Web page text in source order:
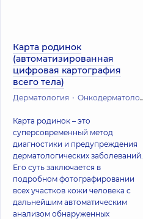
Карта родинок
(автоматизированная
цифровая картография
всего тела)
Дерматология Онкодерматология
Карта родинок – это
суперсовременный метод
диагностики и предупреждения
дерматологических заболеваний.
Его суть заключается в
подробном фотографировании
всех участков кожи человека с
дальнейшим автоматическим
анализом обнаруженных